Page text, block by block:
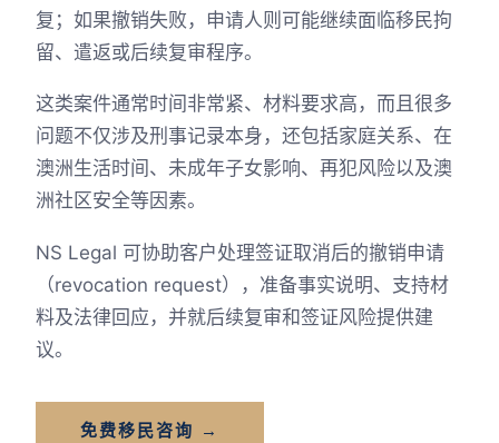
复；如果撤销失败，申请人则可能继续面临移民拘
留、遣返或后续复审程序。
这类案件通常时间非常紧、材料要求高，而且很多
问题不仅涉及刑事记录本身，还包括家庭关系、在
澳洲生活时间、未成年子女影响、再犯风险以及澳
洲社区安全等因素。
NS Legal 可协助客户处理签证取消后的撤销申请
（revocation request），准备事实说明、支持材
料及法律回应，并就后续复审和签证风险提供建
议。
免费移民咨询 →